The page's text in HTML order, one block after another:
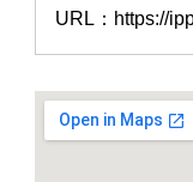
URL：https://